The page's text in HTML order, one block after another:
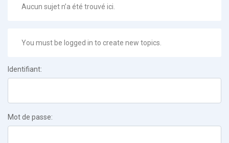
Aucun sujet n’a été trouvé ici.
You must be logged in to create new topics.
Identifiant:
Mot de passe: